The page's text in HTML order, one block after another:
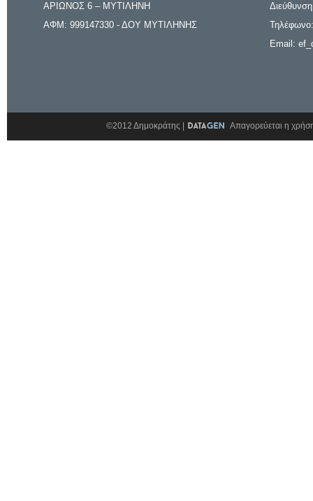
ΑΡΙΩΝΟΣ 6 – ΜΥΤΙΛΗΝΗ
ΑΦΜ: 999147330 - ΔΟΥ ΜΥΤΙΛΗΝΗΣ
Email:
©2012 Δημοκράτης | Απαγορεύεται η